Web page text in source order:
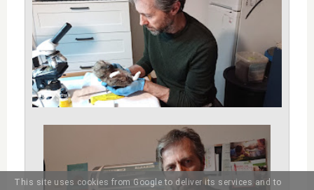
This site uses cookies from Google to deliver its services and to